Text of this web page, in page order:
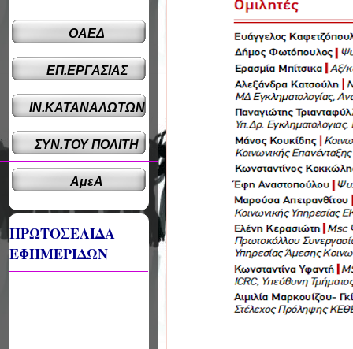
ΟΑΕΔ
ΕΠ.ΕΡΓΑΣΙΑΣ
ΙΝ.ΚΑΤΑΝΑΛΩΤΩΝ
ΣΥΝ.ΤΟΥ ΠΟΛΙΤΗ
ΑμεΑ
ΠΡΩΤΟΣΕΛΙΔΑ
ΕΦΗΜΕΡΙΔΩΝ